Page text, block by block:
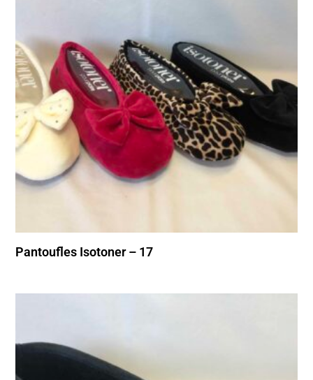
Pantoufles Isotoner – 17